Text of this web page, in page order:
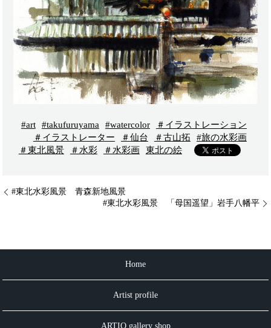
#art #takufuruyama #watercolor
＃イラストレーション
＃イラストレーター
＃仙台 ＃古山拓
#旅の水彩画
＃東北風景
＃水彩 ＃水彩画 東北の絵
#東北水彩風景 青森新地風景
#東北水彩風景 「母国遥望」岩手八幡平
Home
Artist profile
ARTIO gallery shop